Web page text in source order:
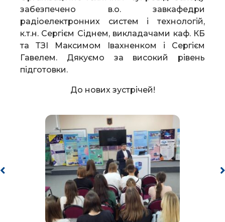
забезпечено в.о. завкафедри
радіоелектронних систем і технологій,
к.т.н. Сергієм Сіднем, викладачами каф. КБ
та ТЗІ Максимом Івахненком і Сергієм
Гавелем. Дякуємо за високий рівень
підготовки.
До нових зустрічей!